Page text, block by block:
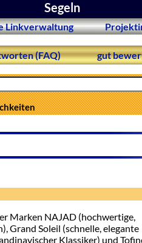
Segeln
Linkverwaltung
(FAQ) gut
Marken NAJAD (hochwertige,
Grand Soleil (schnelle, elegante
Klassiker) und